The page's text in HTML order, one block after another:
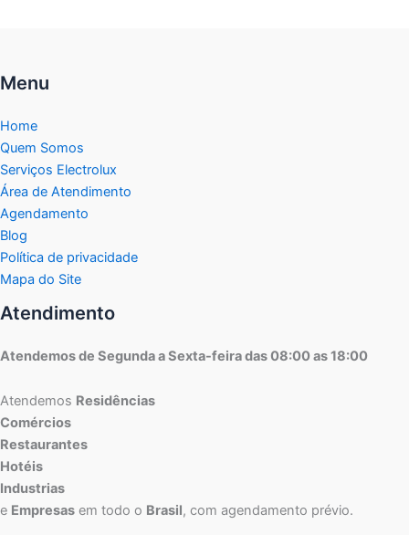
Menu
Home
Quem Somos
Serviços Electrolux
Área de Atendimento
Agendamento
Blog
Política de privacidade
Mapa do Site
Atendimento
Atendemos de Segunda a Sexta-feira das 08:00 as 18:00
Atendemos Residências
Comércios
Restaurantes
Hotéis
Industrias
e Empresas em todo o Brasil, com agendamento prévio.